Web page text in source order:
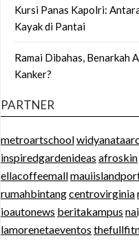
Kursi Panas Kapolri:
Kayak di Pantai
Ramai Dibahas, Benarkah
Kanker?
PARTNER
metroartschool
inspiredgardenideas afroskin
ellacoffeemall
rumahbintangcentrovirginia
ioautonews beritakampus
lamorenetaeventos